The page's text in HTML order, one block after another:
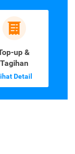
up &
Tagihan
Detail